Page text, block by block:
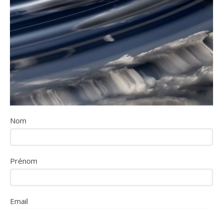
Nom
Prénom
Email